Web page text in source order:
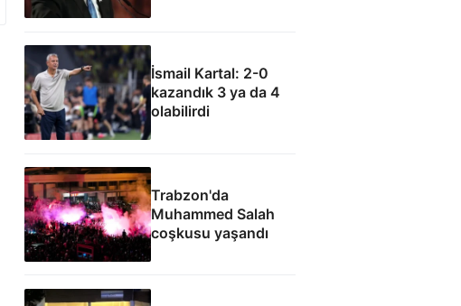
İsmail Kartal: 2-0
kazandık 3 ya da 4
olabilirdi
Trabzon'da
Muhammed Salah
coşkusu yaşandı